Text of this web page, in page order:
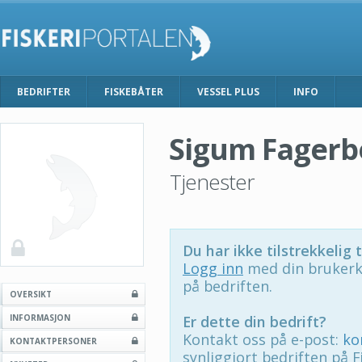
BEDRIFTER FISKEBÅTER VESSEL PLUS INFO
OVERSIKT
INFORMASJON
KONTAKTPERSONER
Sigum
Tjenester
Du har ikke tilstrekkelig
Logg inn med din
på bedriften.
Er dette din bedrift?
Kontakt oss på e-post:
synliggjort bedriften på